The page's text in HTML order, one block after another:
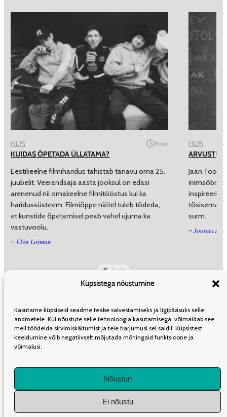
Küpsistega nõustumine
Kasutame küpsiseid seadme teabe salvestamiseks ja ligipääsuks selle
andmetele. Kui nõustute selle tehnoloogia kasutamisega, võimaldab see
meil töödelda sirvimiskäitumist ja teie harjumusi sel saidil. Küpsistest
keeldumine võib negatiivselt mõjutada mõningaid funktsioone ja
võimalusi.
Nõustun
Ei nõustu
FILM 9min
KUIDAS ÕPETADA ÜLLATAMA?
Eestikeelne filmiharidus tähistab tänavu oma 25.
juubelit. Veerandsaja aasta jooksul on edasi
arenenud nii omakeelne filmitööstus kui ka
haridussüsteem. Filmiõppe näitel tuleb tõdeda,
et kunstide õpetamisel peab vahel ujuma ka
vastuvoolu.
– Elen Lotman
FILM
Jaan
tõsisemaist
surm.
– Joonas Kiik
ÜLDINFOTOIMETUSKAASAUTORLUSESTREKLAAMLEVI
TELLIMINEKASUTUSTINGIMUSED
LIITU UUDISKIRJAGA
Iganädalane kokkuvõte olulisematest artiklitest Müürilehes.